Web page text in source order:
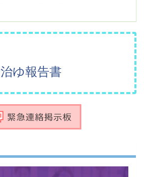
治ゆ報告書